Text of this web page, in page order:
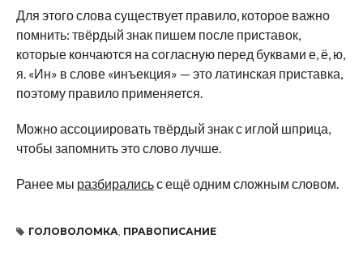
Для этого слова существует правило, которое важно
помнить: твёрдый знак пишем после приставок,
которые кончаются на согласную перед буквами е, ё, ю,
я. «Ин» в слове «инъекция» — это латинская приставка,
поэтому правило применяется.
Можно ассоциировать твёрдый знак с иглой шприца,
чтобы запомнить это слово лучше.
Ранее мы разбиралисьс ещё одним сложным словом.
ГОЛОВОЛОМКА, ПРАВОПИСАНИЕ